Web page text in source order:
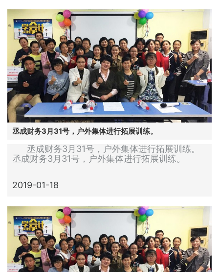
丞成财务3月31号，户外集体进行拓展训练。
丞成财务3月31号，户外集体进行拓展训练。
丞成财务3月31号，户外集体进行拓展训练。
2019-01-18